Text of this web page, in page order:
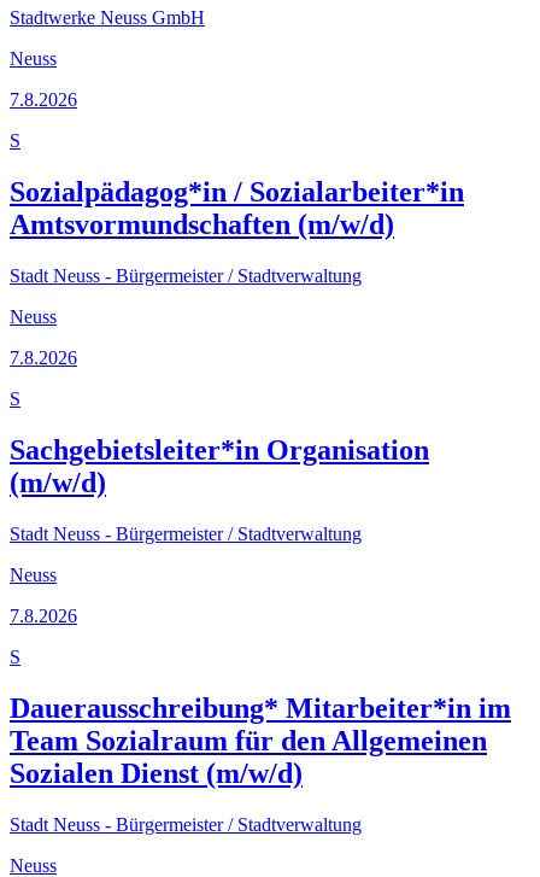
Stadtwerke Neuss GmbH
Neuss
7.8.2026
S
Sozialpädagog*in / Sozialarbeiter*in
Amtsvormundschaften (m/w/d)
Stadt Neuss - Bürgermeister / Stadtverwaltung
Neuss
7.8.2026
S
Sachgebietsleiter*in Organisation
(m/w/d)
Stadt Neuss - Bürgermeister / Stadtverwaltung
Neuss
7.8.2026
S
Dauerausschreibung* Mitarbeiter*in im
Team Sozialraum für den Allgemeinen
Sozialen Dienst (m/w/d)
Stadt Neuss - Bürgermeister / Stadtverwaltung
Neuss